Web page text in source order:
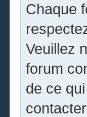
Chaque
Veuillez
forum
de ce